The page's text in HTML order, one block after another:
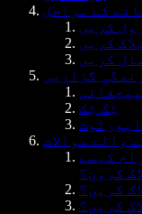
کے مراحل
کریں
کریں
کریں
گزاریں
ٹِک ٹِک
ایورنَوٹ
والے سوالات
کیسے
کروں؟
کریں؟
کریں؟